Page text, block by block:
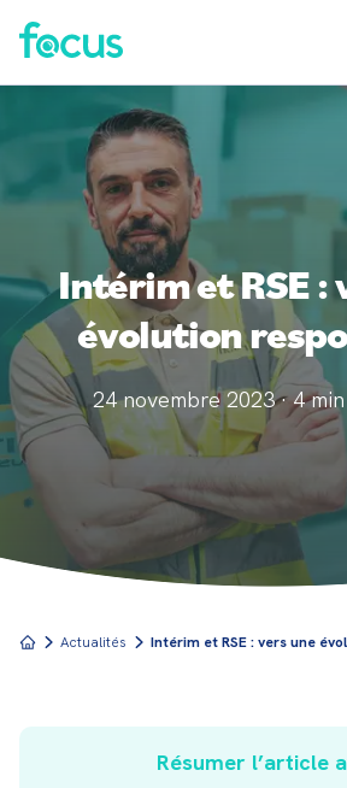
Intérim et RSE :
évolution
24 novembre 2023 · 4
Actualités Intérim et RSE : vers une
Résumer l’article